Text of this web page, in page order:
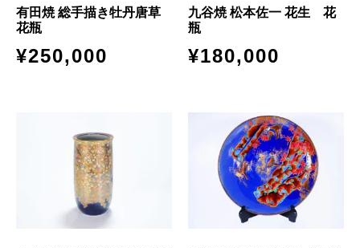
有田焼 総手描き牡丹唐草
花瓶
¥250,000
九谷焼 松本佐一 花生 花
瓶
¥180,000